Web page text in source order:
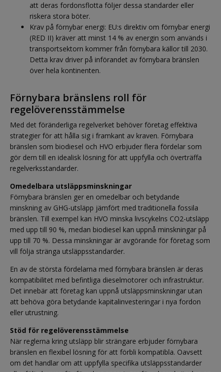
att deras fordonsflotta följer dessa standarder eller
riskera stora böter.
Krav på förnybar energi: EU:s direktiv om förnybar energi
(RED II) kräver att minst 14 % av energin som används i
transportsektorn kommer från förnybara källor till 2030.
Detta krav driver på införandet av förnybara bränslen
över hela kontinenten.
Förnybara bränslens roll för
regelöverensstämmelse
Med det föränderliga regelverket behöver företag effektiva
strategier för att hålla sig i framkant av kraven. Förnybara
bränslen som biodiesel och HVO erbjuder flera fördelar som
gör dem till en idealisk lösning för att uppfylla och överträffa
regelverksstandarder.
Omedelbara utsläppsminskningar
Förnybara bränslen ger en omedelbar och betydande
minskning av GHG-utsläpp jämfört med traditionella fossila
bränslen. Till exempel kan HVO minska livscykelns CO2-utsläpp
med upp till 90 %, medan biodiesel kan uppnå minskningar på
upp till 70 %. Dessa minskningar är avgörande för företag som
vill följa stränga utsläppsstandarder.
En av de största fördelarna med förnybara bränslen är deras
kompatibilitet med befintliga dieselmotorer och infrastruktur.
Det innebär att företag kan uppnå utsläppsminskningar utan
att behöva göra betydande kapitalinvesteringar i nya fordon
eller utrustning.
Stöd för regelöverensstämmelse
När reglerna kring utsläpp blir strängare erbjuder förnybara
bränslen en flexibel lösning för att förbli kompatibla. Oavsett
om det handlar om att uppfylla specifika utsläppsstandarder